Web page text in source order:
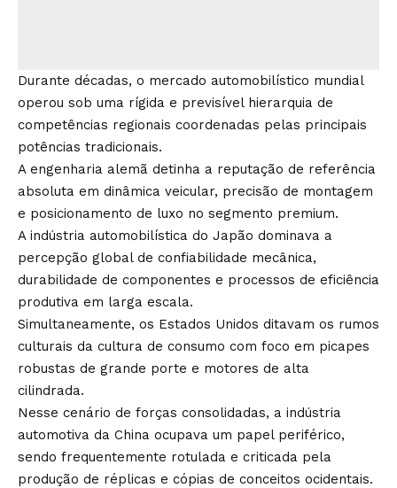
Durante décadas, o mercado automobilístico mundial
operou sob uma rígida e previsível hierarquia de
competências regionais coordenadas pelas principais
potências tradicionais.
A engenharia alemã detinha a reputação de referência
absoluta em dinâmica veicular, precisão de montagem
e posicionamento de luxo no segmento premium.
A indústria automobilística do Japão dominava a
percepção global de confiabilidade mecânica,
durabilidade de componentes e processos de eficiência
produtiva em larga escala.
Simultaneamente, os Estados Unidos ditavam os rumos
culturais da cultura de consumo com foco em picapes
robustas de grande porte e motores de alta
cilindrada.
Nesse cenário de forças consolidadas, a indústria
automotiva da China ocupava um papel periférico,
sendo frequentemente rotulada e criticada pela
produção de réplicas e cópias de conceitos ocidentais.